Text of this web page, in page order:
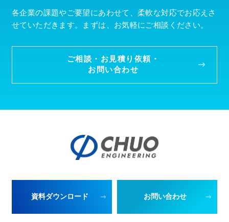
各企業の課題やご要望にあわせて、柔軟な対応でお応えさ
せていただきます。まずは、お気軽にご相談ください。
ご相談・お見積り依頼・
お問い合わせ
資料ダウンロード お問い合わせ